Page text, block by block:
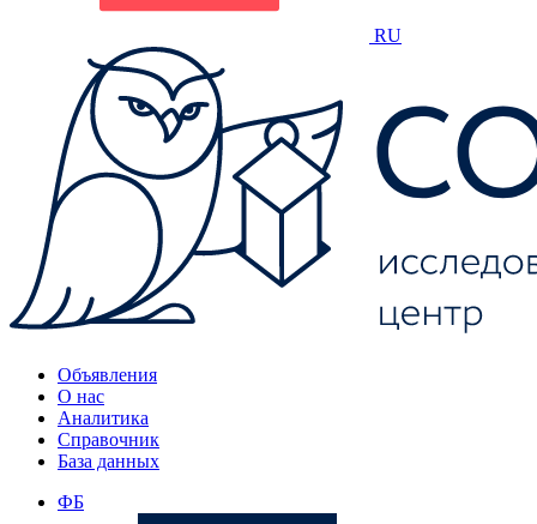
RU
Объявления
О нас
Аналитика
Справочник
База данных
ФБ